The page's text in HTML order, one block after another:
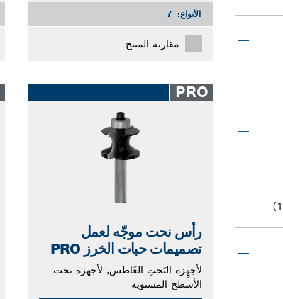
الأنواع: 7
مقارنة المنتج
PRO
رأس نحت موجّه لعمل
تصميمات حبات الخرز PRO
لأجهِزة النَحتِ الغَاطس, لأجهزة نحت
الأسطح المستوية